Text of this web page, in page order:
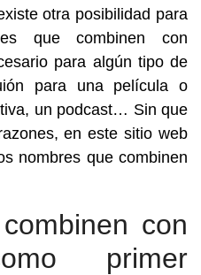
otra posibilidad para
que combinen con
para algún tipo de
para una película o
un podcast… Sin que
en este sitio web
nombres que combinen
con
primer